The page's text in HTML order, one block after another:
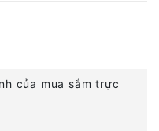
của mua sắm trực